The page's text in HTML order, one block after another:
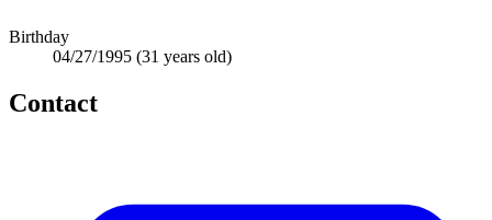
Birthday
04/27/1995 (31 years old)
Contact